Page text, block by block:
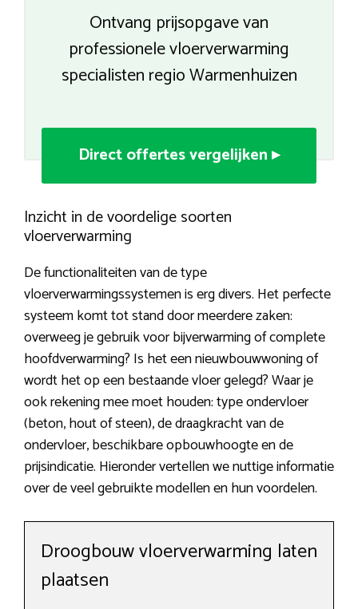
Ontvang prijsopgave van
professionele vloerverwarming
specialisten regio Warmenhuizen
Direct offertes vergelijken ▸
Inzicht in de voordelige soorten
vloerverwarming
De functionaliteiten van de type
vloerverwarmingssystemen is erg divers. Het perfecte
systeem komt tot stand door meerdere zaken:
overweeg je gebruik voor bijverwarming of complete
hoofdverwarming? Is het een nieuwbouwwoning of
wordt het op een bestaande vloer gelegd? Waar je
ook rekening mee moet houden: type ondervloer
(beton, hout of steen), de draagkracht van de
ondervloer, beschikbare opbouwhoogte en de
prijsindicatie. Hieronder vertellen we nuttige informatie
over de veel gebruikte modellen en hun voordelen.
Droogbouw vloerverwarming laten
plaatsen